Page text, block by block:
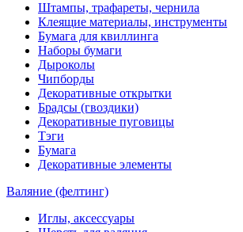
Штампы, трафареты, чернила
Клеящие материалы, инструменты
Бумага для квиллинга
Наборы бумаги
Дыроколы
Чипборды
Декоративные открытки
Брадсы (гвоздики)
Декоративные пуговицы
Тэги
Бумага
Декоративные элементы
Валяние (фелтинг)
Иглы, аксессуары